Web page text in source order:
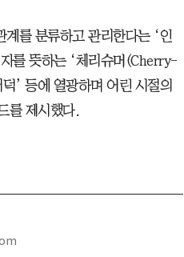
를 분류하고 관리한다는 ‘인
를 뜻하는 ‘체리슈머(Cherry-
’ 등에 열광하며 어린 시절의
를 제시했다.